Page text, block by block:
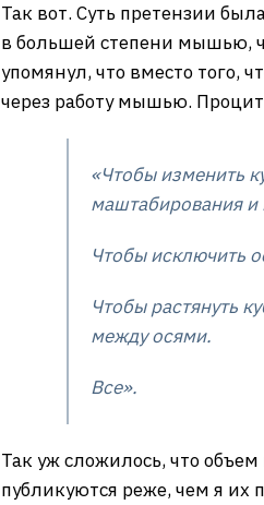
Так вот. Суть претензии
в большей степени мышью,
упомянул, что вместо того,
через работу мышью.
«Чтобы изменить
маштабирования и
Чтобы исключить
Чтобы растянуть
между осями.
Все».
Так уж сложилось, что
публикуются реже, чем я